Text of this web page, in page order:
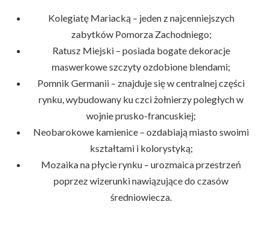
Kolegiatę Mariacką – jeden z najcenniejszych
zabytków Pomorza Zachodniego;
Ratusz Miejski – posiada bogate dekoracje
maswerkowe szczyty ozdobione blendami;
Pomnik Germanii – znajduje się w centralnej części
rynku, wybudowany ku czci żołnierzy poległych w
wojnie prusko-francuskiej;
Neobarokowe kamienice – ozdabiają miasto swoimi
kształtami i kolorystyką;
Mozaika na płycie rynku – urozmaica przestrzeń
poprzez wizerunki nawiązujące do czasów
średniowiecza.